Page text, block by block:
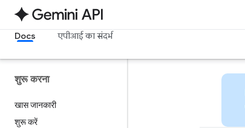
Docs एपीआई का संदर्भ
शुरू करना
खास जानकारी
शुरू करें